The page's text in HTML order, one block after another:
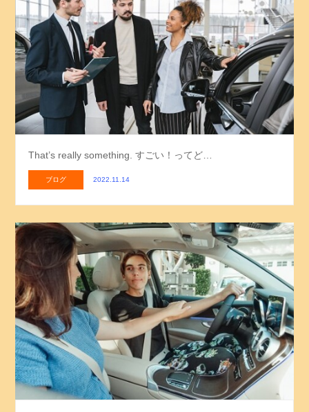
That’s really something. すごい！ってど…
ブログ 2022.11.14